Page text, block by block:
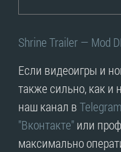
Shrine Trailer — Mod
Если видеоигры и
также сильно, как и
наш канал вTelegram
"Вконтакте"или
максимально